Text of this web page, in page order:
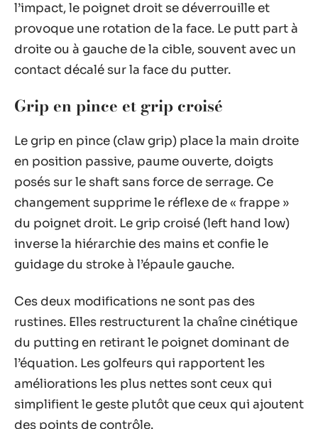
l’impact, le poignet droit se déverrouille et
provoque une rotation de la face. Le putt part à
droite ou à gauche de la cible, souvent avec un
contact décalé sur la face du putter.
Grip en pince et grip croisé
Le grip en pince (claw grip) place la main droite
en position passive, paume ouverte, doigts
posés sur le shaft sans force de serrage. Ce
changement supprime le réflexe de « frappe »
du poignet droit. Le grip croisé (left hand low)
inverse la hiérarchie des mains et confie le
guidage du stroke à l’épaule gauche.
Ces deux modifications ne sont pas des
rustines. Elles restructurent la chaîne cinétique
du putting en retirant le poignet dominant de
l’équation. Les golfeurs qui rapportent les
améliorations les plus nettes sont ceux qui
simplifient le geste plutôt que ceux qui ajoutent
des points de contrôle.